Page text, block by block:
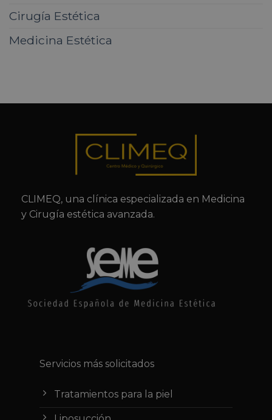
Cirugía Estética
Medicina Estética
CLIMEQ, una clínica especializada en Medicina
y Cirugía estética avanzada.
Servicios más solicitados
Tratamientos para la piel